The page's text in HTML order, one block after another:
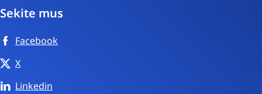
Sekite mus
Facebook
X
Linkedin